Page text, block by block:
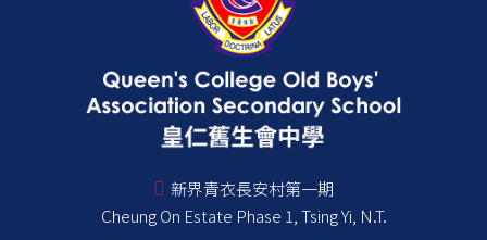
新界青衣長安村第一期
Cheung On Estate Phase 1, Tsing Yi, N.T.